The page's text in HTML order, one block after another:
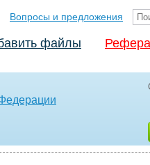
Вопросы и предложения
файлы